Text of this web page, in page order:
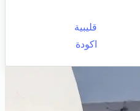
قليبية
اكودة